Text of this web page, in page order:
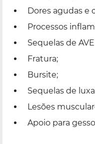
Dores agudas e
Processos
Sequelas de
Fratura;
Bursite;
Sequelas de
Lesões
Apoio para